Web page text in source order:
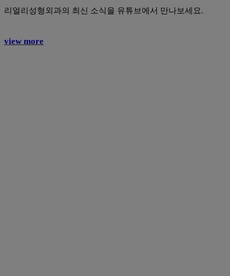
리얼리성형외과의 최신 소식을 유튜브에서 만나보세요.
view more